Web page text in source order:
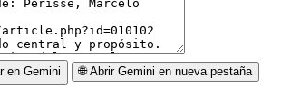
en Gemini 🌐 Abrir Gemini en nueva pestaña